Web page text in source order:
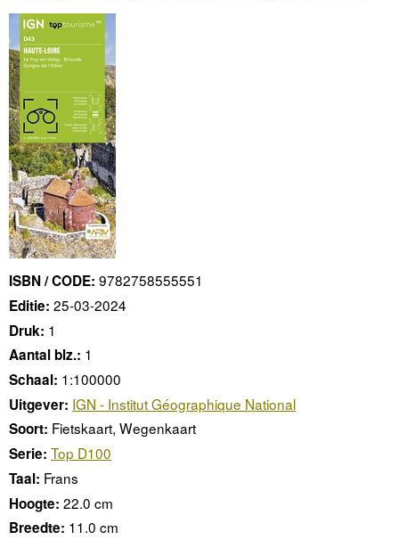
ISBN / CODE: 9782758555551
Editie: 25-03-2024
Druk: 1
Aantal blz.: 1
Schaal: 1:100000
Uitgever: IGN - Institut Géographique National
Soort: Fietskaart, Wegenkaart
Serie: Top D100
Taal: Frans
Hoogte: 22.0 cm
Breedte: 11.0 cm